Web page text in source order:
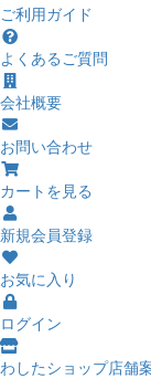
ご利用ガイド
よくあるご質問
会社概要
お問い合わせ
カートを見る
新規会員登録
お気に入り
ログイン
わしたショップ店舗